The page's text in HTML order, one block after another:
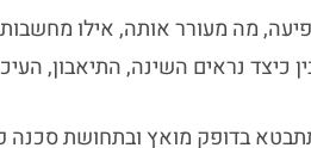
מה מעורר אותה, אילו
כיצד נראים השינה, התיאבון,
בדופק מואץ ובתחושת סכנה